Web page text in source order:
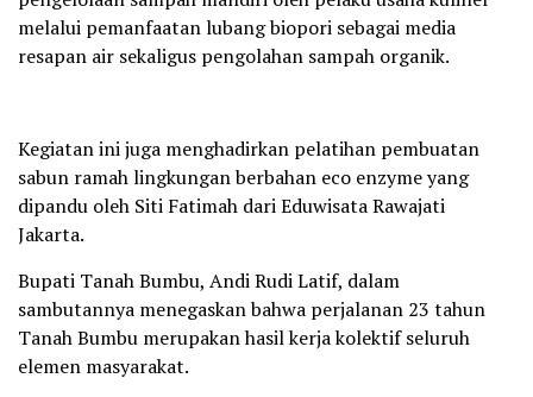
melalui pemanfaatan lubang biopori sebagai media
resapan air sekaligus pengolahan sampah organik.
Kegiatan ini juga menghadirkan pelatihan pembuatan
sabun ramah lingkungan berbahan eco enzyme yang
dipandu oleh Siti Fatimah dari Eduwisata Rawajati
Jakarta.
Bupati Tanah Bumbu, Andi Rudi Latif, dalam
sambutannya menegaskan bahwa perjalanan 23 tahun
Tanah Bumbu merupakan hasil kerja kolektif seluruh
elemen masyarakat.